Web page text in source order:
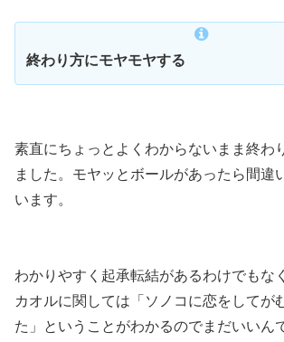
終わり方にモヤモヤする
素直にちょっとよくわからないまま終わ
ました。モヤッとボールがあったら間違
います。
わかりやすく起承転結があるわけでもな
カオルに関しては「ソノコに恋をしてが
た」ということがわかるのでまだいいん